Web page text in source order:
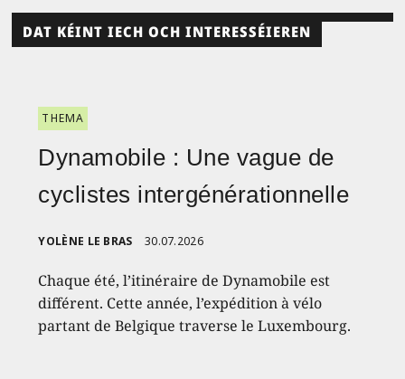
DAT KÉINT IECH OCH INTERESSÉIEREN
THEMA
Dynamobile : Une vague de
cyclistes intergénérationnelle
YOLÈNE LE BRAS 30.07.2026
Chaque été, l’itinéraire de Dynamobile est
différent. Cette année, l’expédition à vélo
partant de Belgique traverse le Luxembourg.